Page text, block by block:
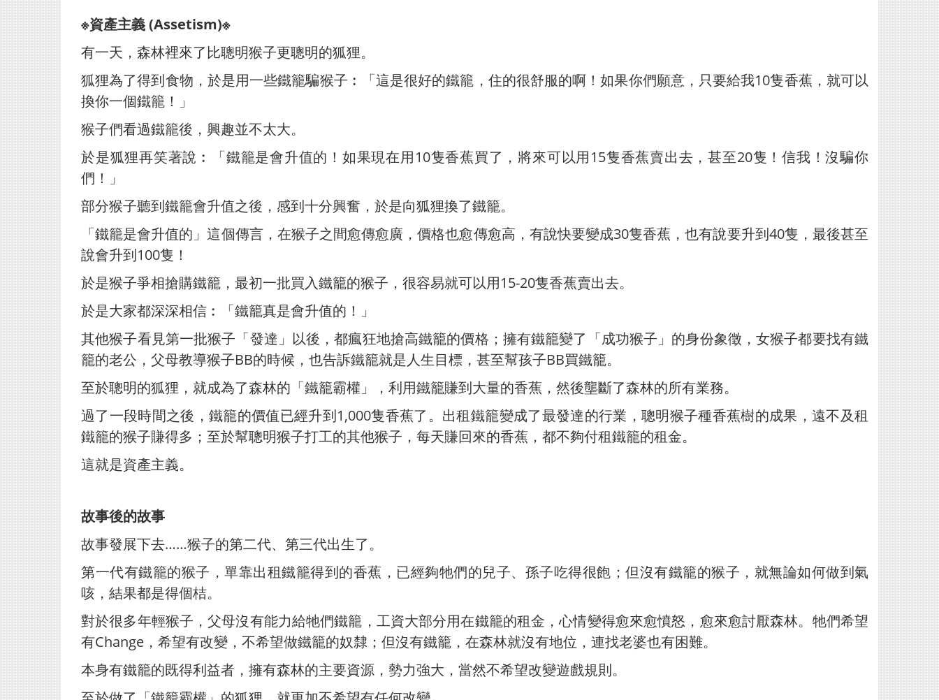
※資產主義 (Assetism)※
有一天，森林裡來了比聰明猴子更聰明的狐狸。
狐狸為了得到食物，於是用一些鐵籠騙猴子︰「這是很好的鐵籠，住的很舒服的啊！如果你們願意，只要給我10隻香蕉，就可以
換你一個鐵籠！」
猴子們看過鐵籠後，興趣並不太大。
於是狐狸再笑著說︰「鐵籠是會升值的！如果現在用10隻香蕉買了，將來可以用15隻香蕉賣出去，甚至20隻！信我！沒騙你
們！」
部分猴子聽到鐵籠會升值之後，感到十分興奮，於是向狐狸換了鐵籠。
「鐵籠是會升值的」這個傳言，在猴子之間愈傳愈廣，價格也愈傳愈高，有說快要變成30隻香蕉，也有說要升到40隻，最後甚至
說會升到100隻！
於是猴子爭相搶購鐵籠，最初一批買入鐵籠的猴子，很容易就可以用15-20隻香蕉賣出去。
於是大家都深深相信︰「鐵籠真是會升值的！」
其他猴子看見第一批猴子「發達」以後，都瘋狂地搶高鐵籠的價格；擁有鐵籠變了「成功猴子」的身份象徵，女猴子都要找有鐵
籠的老公，父母教導猴子BB的時候，也告訴鐵籠就是人生目標，甚至幫孩子BB買鐵籠。
至於聰明的狐狸，就成為了森林的「鐵籠霸權」，利用鐵籠賺到大量的香蕉，然後壟斷了森林的所有業務。
過了一段時間之後，鐵籠的價值已經升到1,000隻香蕉了。出租鐵籠變成了最發達的行業，聰明猴子種香蕉樹的成果，遠不及租
鐵籠的猴子賺得多；至於幫聰明猴子打工的其他猴子，每天賺回來的香蕉，都不夠付租鐵籠的租金。
這就是資產主義。
故事後的故事
故事發展下去……猴子的第二代、第三代出生了。
第一代有鐵籠的猴子，單靠出租鐵籠得到的香蕉，已經夠牠們的兒子、孫子吃得很飽；但沒有鐵籠的猴子，就無論如何做到氣
咳，結果都是得個桔。
對於很多年輕猴子，父母沒有能力給牠們鐵籠，工資大部分用在鐵籠的租金，心情變得愈來愈憤怒，愈來愈討厭森林。牠們希望
有Change，希望有改變，不希望做鐵籠的奴隸；但沒有鐵籠，在森林就沒有地位，連找老婆也有困難。
本身有鐵籠的既得利益者，擁有森林的主要資源，勢力強大，當然不希望改變遊戲規則。